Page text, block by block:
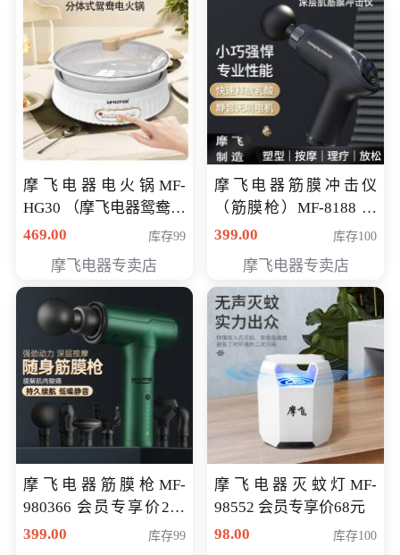
摩飞电器电火锅MF-
HG30 （摩飞电器鸳鸯锅
MF-HG30 ） 会员专享价
469.00 库存99
摩飞电器专卖店
摩飞电器筋膜冲击仪
（筋膜枪）MF-8188 会
员专享价268元
399.00 库存100
摩飞电器专卖店
摩飞电器筋膜枪MF-
980366 会员专享价299
元
399.00 库存99
摩飞电器灭蚊灯MF-
98552 会员专享价68元
98.00
库存100